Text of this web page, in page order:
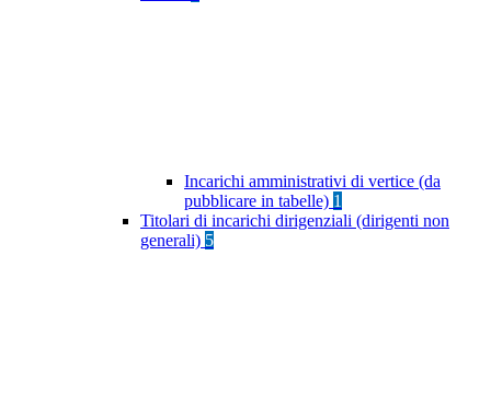
Incarichi amministrativi di vertice (da
pubblicare in tabelle) 1
Titolari di incarichi dirigenziali (dirigenti non
generali) 5